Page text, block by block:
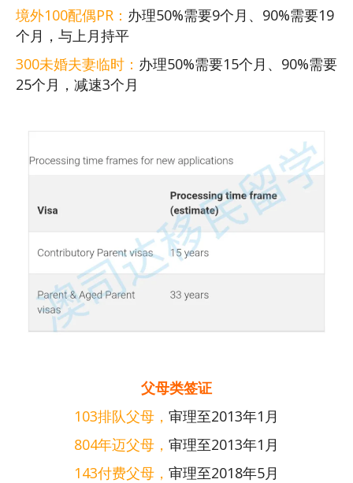
境外100配偶PR： 办理50%需要9个月、90%需要19
个月，与上月持平
300未婚夫妻临时： 办理50%需要15个月、90%需要
25个月，减速3个月
父母类签证
103排队父母， 审理至2013年1月
804年迈父母， 审理至2013年1月
143付费父母， 审理至2018年5月